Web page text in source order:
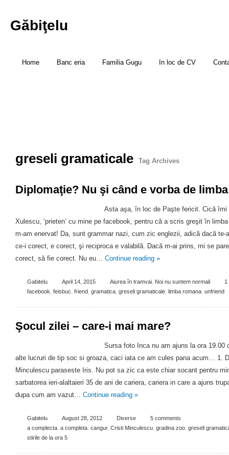
Găbiţelu
Home Banc eria Familia Gugu In loc de CV
greseli gramaticale Tag Archives
Diplomaţie? Nu şi când e vorba de
Asta aşa, în loc de Paşte fericit. Cică îmi
Xulescu, ‘prieten’ cu mine pe facebook, pentru că a scris greşit în
m-am enervat! Da, sunt grammar nazi, cum zic englezii, adică dacă
ce-i corect, e corect, şi reciproca e valabilă. Dacă m-ai prins, mi se
corect, să fie corect. Nu eu… Continue reading »
Gabitelu April 14, 2015 Aiurea în tramvai Noi nu suntem normali
1
facebook feisbuc friend gramatica greseli gramaticale limba romana unfriend
Şocul zilei – care-i mai mare?
Sursa foto Inca nu am ajuns la ora
alte lucruri de tip soc si groaza, caci iata ce am cules pana acum… 1.
Minculescu paraseste Iris. Nu pot sa zic ca este chiar socant pentru
sarbatorea ieri-alaltaieri 35 de ani de cariera, cariera in care a ajuns
dupa cum am vazut… Continue reading »
Gabitelu August 28, 2012 Diverse
5 comments
a complecta a completa cangur, Cristi Minculescu gradina zoo greseli
stirile de la ora 5